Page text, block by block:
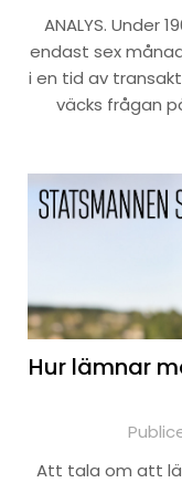
ANALYS. Under
endast sex
i en tid av
väcks frågan
Hur lämnar
Att tala om att